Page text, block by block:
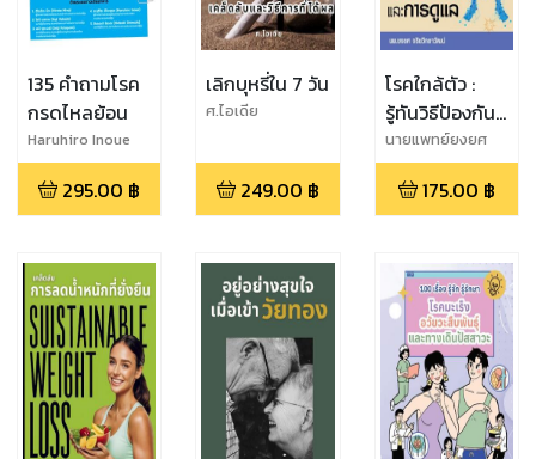
135 คำถามโรค
กรดไหลย้อน
Haruhiro Inoue
295.00 ฿
เลิกบุหรี่ใน 7 วัน
ศ.ไอเดีย
249.00 ฿
โรคใกล้ตัว :
รู้ทันวิธีป้องกัน
และการดูแล
นายแพทย์ยงยศ
จริยวิทยาวัฒน์
175.00 ฿